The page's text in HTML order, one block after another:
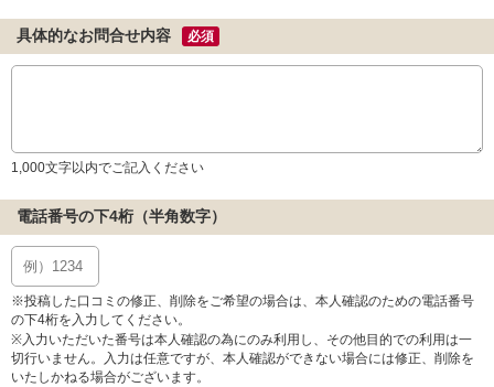
具体的なお問合せ内容 必須
1,000文字以内でご記入ください
電話番号の下4桁（半角数字）
※投稿した口コミの修正、削除をご希望の場合は、本人確認のための電話番号
の下4桁を入力してください。
※入力いただいた番号は本人確認の為にのみ利用し、その他目的での利用は一
切行いません。入力は任意ですが、本人確認ができない場合には修正、削除を
いたしかねる場合がございます。